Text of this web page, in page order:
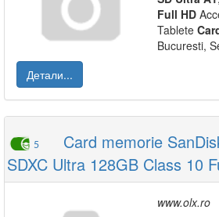
Full HD
Tablete
Bucuresti,
Детали...
5
Card memorie
SDXC Ultra 128GB Class 10
www.olx.ro